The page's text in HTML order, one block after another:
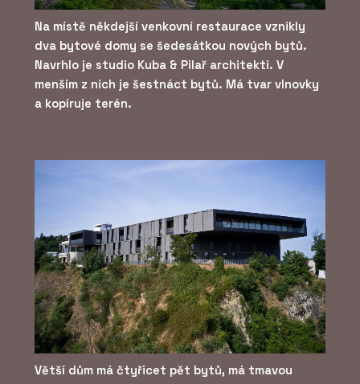
Na místě někdejší venkovní restaurace vznikly
dva bytové domy se šedesátkou nových bytů.
Navrhlo je studio Kuba & Pilař architekti. V
menším z nich je šestnáct bytů. Má tvar vlnovky
a kopíruje terén.
Větší dům má čtyřicet pět bytů, má tmavou